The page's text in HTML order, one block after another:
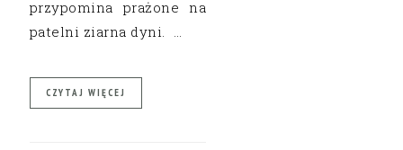
przypomina prażone na
patelni ziarna dyni. …
CZYTAJ WIĘCEJ